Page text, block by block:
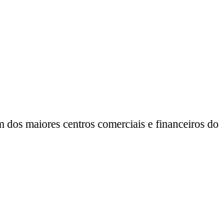
maiores centros comerciais e financeiros